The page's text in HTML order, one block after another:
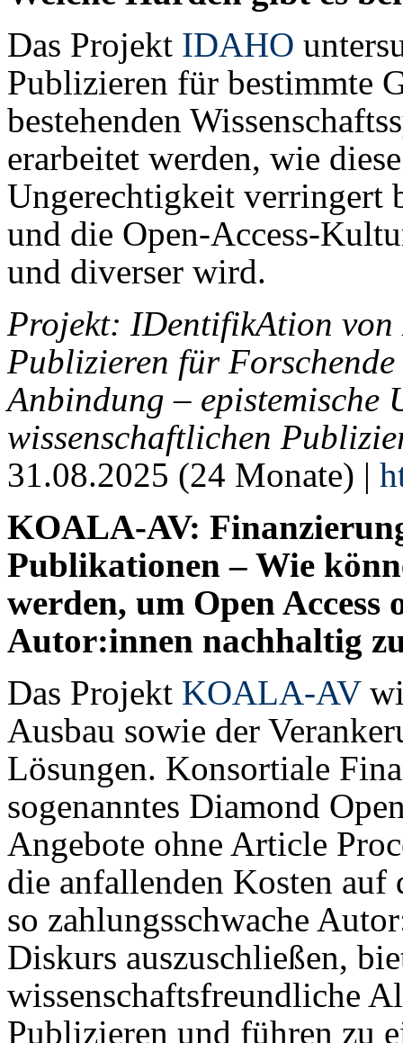
Das Projekt IDAHO
Publizieren für bestimmte
bestehenden
erarbeitet werden, wie
Ungerechtigkeit verringert
und die Open-Access-
und diverser wird.
Projekt: IDentifikAtion von
Publizieren für
Anbindung – epistemische
wissenschaftlichen
31.08.2025 (24 Monate) |
KOALA-AV:
Publikationen – Wie
werden, um Open Access
Autor:innen nachhaltig
Das Projekt KOALA-AV
Ausbau sowie der
Lösungen. Konsortiale
sogenanntes Diamond
Angebote ohne Article
die anfallenden Kosten
so zahlungsschwache
Diskurs auszuschließen,
wissenschaftsfreundliche
Publizieren und führen zu